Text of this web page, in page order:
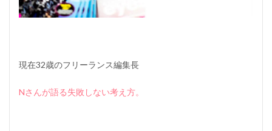
現在32歳のフリーランス編集長
Nさんが語る失敗しない考え方。